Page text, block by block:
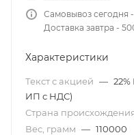
Самовывоз сегодня
Доставка завтра -
Характеристики
Текст с акцией —
ИП с НДС)
Страна
Вес, грамм — 110000